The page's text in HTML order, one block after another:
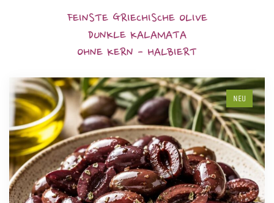
FEINSTE GRIECHISCHE OLIVE
DUNKLE KALAMATA
OHNE KERN - HALBIERT
NEU